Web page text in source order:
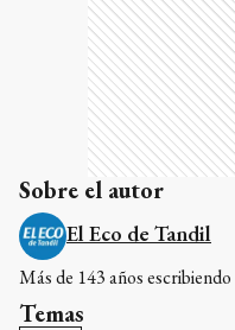
Sobre el autor
El Eco de Tandil
Más de 143 años
Temas